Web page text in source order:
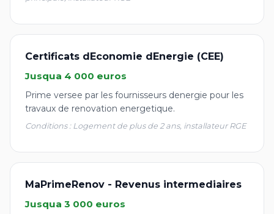
Certificats dEconomie dEnergie (CEE)
Jusqua 4 000 euros
Prime versee par les fournisseurs denergie pour les
travaux de renovation energetique.
Conditions : Logement de plus de 2 ans, installateur RGE
MaPrimeRenov - Revenus intermediaires
Jusqua 3 000 euros